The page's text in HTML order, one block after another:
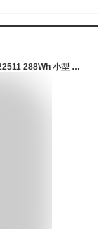
Anker アンカー ポータブル電源 Solix C300 A1722511 288Wh 小型 軽量 急速充電 リン酸鉄 防災 備蓄 停電 キャンプ